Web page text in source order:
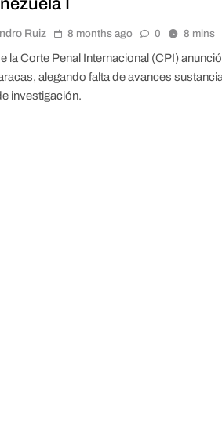
Ruiz 8 months ago 0 8 mins
la Corte Penal Internacional (CPI)
alegando falta de avances
investigación.